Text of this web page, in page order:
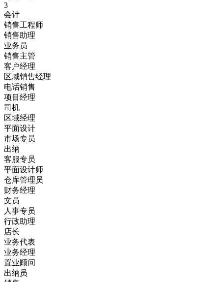
3
会计
销售工程师
销售助理
业务员
销售主管
客户经理
区域销售经理
电话销售
项目经理
司机
区域经理
平面设计
市场专员
出纳
客服专员
平面设计师
仓库管理员
财务经理
文员
人事专员
行政助理
店长
业务代表
业务经理
置业顾问
出纳员